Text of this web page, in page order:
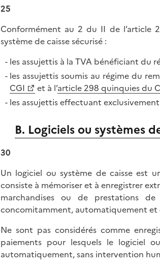
25
Conformément au 2 du II de l’article
système de caisse sécurisé :
les assujettis à la TVA bénéficiant du
les assujettis soumis au régime du
CGI
et à l’article 298 quinquies du
les assujettis effectuant
B. Logiciels ou systèmes
30
Un logiciel ou système de caisse est
consiste à mémoriser et à enregistrer
marchandises ou de prestations
concomitamment, automatiquement et
Ne sont pas considérés comme
paiements pour lesquels le logiciel
automatiquement, sans intervention